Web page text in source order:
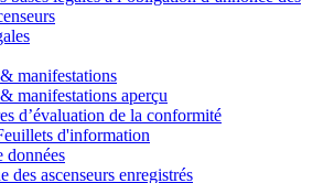
manifestations
manifestations aperçu
d’évaluation de la conformité
d'information
données
des ascenseurs enregistrés